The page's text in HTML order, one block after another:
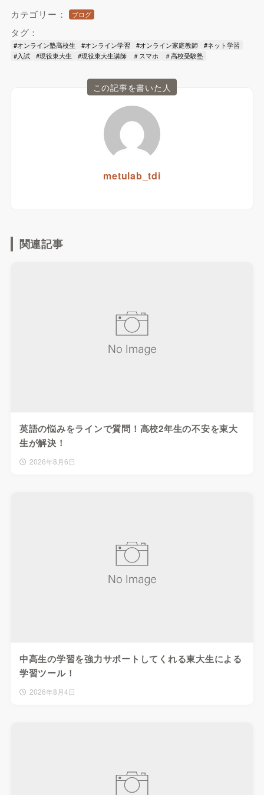
カテゴリー： ブログ
タグ：
#オンライン塾高校生 #オンライン学習 #オンライン家庭教師
#ネット学習
#入試
#現役東大生 #現役東大生講師 ＃スマホ ＃高校受験塾
この記事を書いた人
metulab_tdi
関連記事
英語の悩みをラインで質問！高校2年生の不安を東大
生が解決！
2026年8月6日
中高生の学習を強力サポートしてくれる東大生による
学習ツール！
2026年8月4日